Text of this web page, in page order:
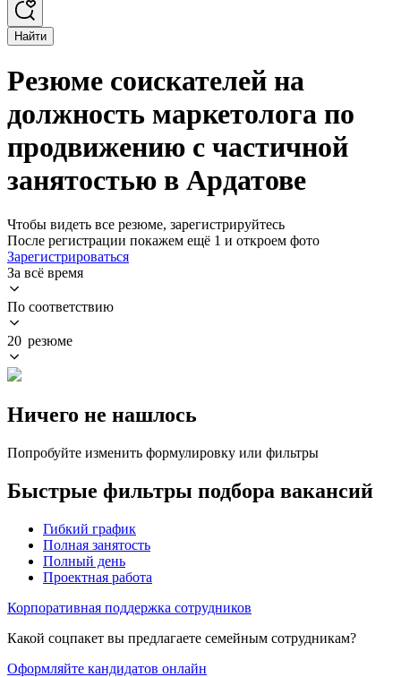
Найти
Резюме соискателей на
должность маркетолога по
продвижению с частичной
занятостью в Ардатове
Чтобы видеть все резюме, зарегистрируйтесь
После регистрации покажем ещё 1 и откроем фото
Зарегистрироваться
За всё время
По соответствию
20 резюме
Ничего не нашлось
Попробуйте изменить формулировку или фильтры
Быстрые фильтры подбора вакансий
Гибкий график
Полная занятость
Полный день
Проектная работа
Корпоративная поддержка сотрудников
Какой соцпакет вы предлагаете семейным сотрудникам?
Оформляйте кандидатов онлайн